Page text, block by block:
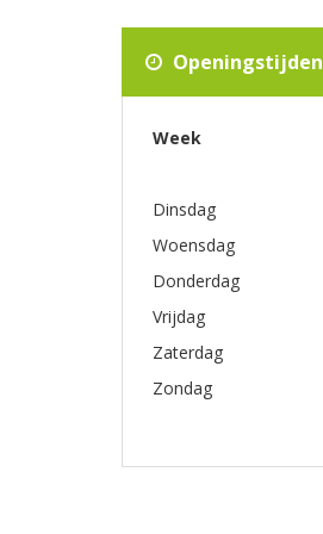
Openingstijden
Week
Dinsdag
Woensdag
Donderdag
Vrijdag
Zaterdag
Zondag